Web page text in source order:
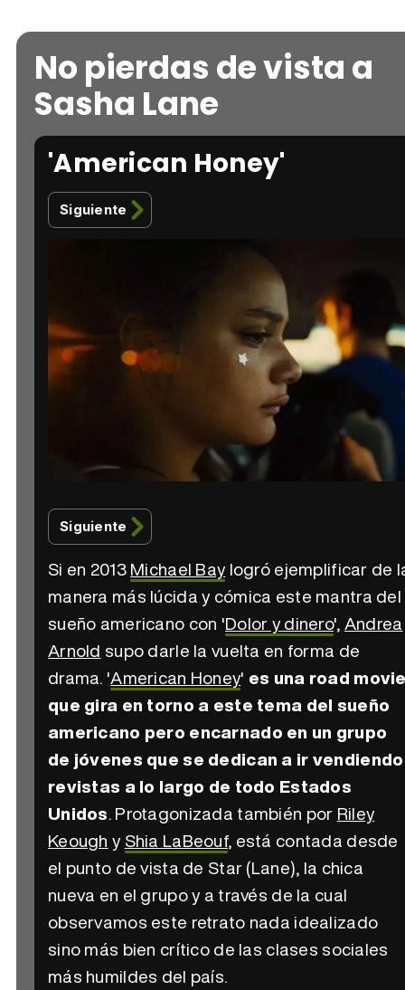
No pierdas de vista a
Sasha Lane
'American Honey'
Siguiente
Siguiente
Si en 2013Michael Bay logró ejemplificar de
manera más lúcida y cómica este mantra del
sueño americano con 'Dolor y dinero',Andrea
Arnold supo darle la vuelta en forma de
drama. 'American Honey' es una road
que gira en torno a este tema del sueño
americano pero encarnado en un grupo
de jóvenes que se dedican a ir vendiendo
revistas a lo largo de todo Estados
Unidos. Protagonizada también por Riley
Keough y Shia LaBeouf, está contada desde
el punto de vista de Star (Lane), la chica
nueva en el grupo y a través de la cual
observamos este retrato nada idealizado
sino más bien crítico de las clases sociales
más humildes del país.